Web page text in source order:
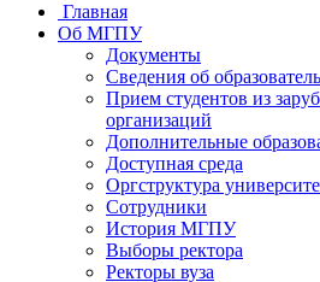
Главная
Об МГПУ
Документы
Сведения об
Прием студентов из
организаций
Дополнительные
Доступная среда
Оргструктура
Сотрудники
История МГПУ
Выборы ректора
Ректоры вуза